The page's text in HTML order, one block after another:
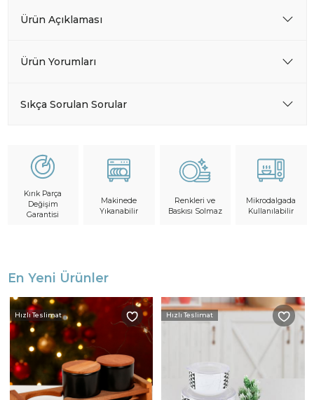
Ürün Açıklaması
Ürün Yorumları
Sıkça Sorulan Sorular
Kırık Parça
Değişim
Garantisi
Makinede
Yıkanabilir
Renkleri ve
Baskısı Solmaz
Mikrodalgada
Kullanılabilir
En Yeni Ürünler
Hızlı Teslimat Hızlı Teslimat